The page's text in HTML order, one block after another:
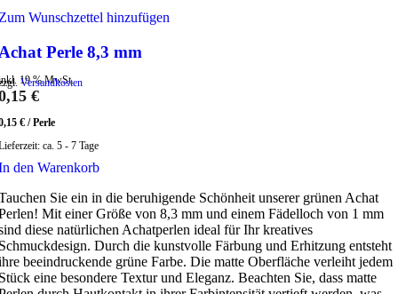
Wunschzettel hinzufügen
Perle 8,3 mm
19 % MwSt.
Versandkosten
€
€ /Perle
ca. 5 - 7 Tage
den Warenkorb
Sie ein in die beruhigende Schönheit unserer grünen Achat
Mit einer Größe von 8,3 mm und einem Fädelloch von 1 mm
diese natürlichen Achatperlen ideal für Ihr kreatives
Durch die kunstvolle Färbung und Erhitzung entsteht
beeindruckende grüne Farbe. Die matte Oberfläche verleiht jedem
eine besondere Textur und Eleganz. Beachten Sie, dass matte